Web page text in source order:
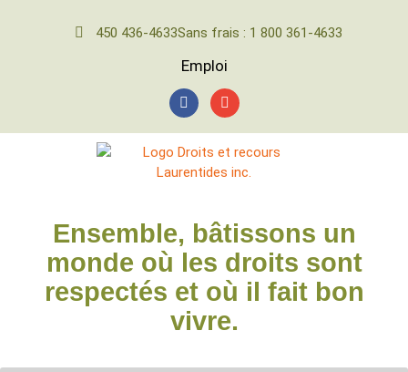
450 436-4633Sans frais : 1 800 361-4633
Emploi
Ensemble, bâtissons un
monde où les droits sont
respectés et où il fait bon
vivre.